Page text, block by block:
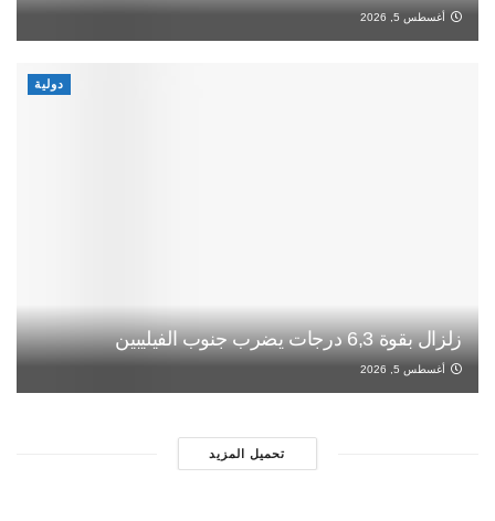
أغسطس 5, 2026
دولية
زلزال بقوة 6,3 درجات يضرب جنوب الفيليبين
أغسطس 5, 2026
تحميل المزيد